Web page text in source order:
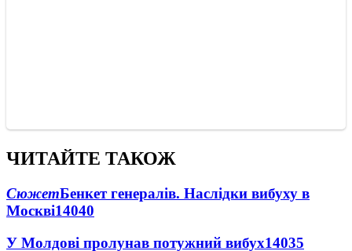
ЧИТАЙТЕ ТАКОЖ
СюжетБенкет генералів. Наслідки вибуху в
Москві14040
У Молдові пролунав потужний вибух14035